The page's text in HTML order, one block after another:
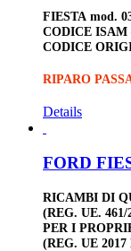
FIESTA mod.
CODICE ISAM
CODICE
RIPARO
Details
FORD
RICAMBI DI
(REG. UE. 461/
PER I
(REG. UE 2017